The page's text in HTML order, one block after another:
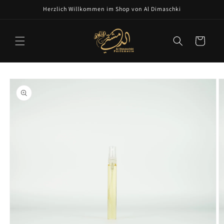
Herzlich Willkommen im Shop von Al Dimaschki
Cart
Skip to
product
information